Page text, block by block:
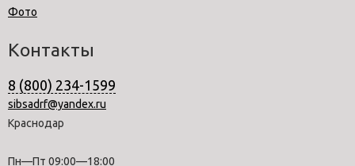
Фото
Контакты
8 (800) 234-1599
sibsadrf@yandex.ru
Краснодар
Пн—Пт 09:00—18:00